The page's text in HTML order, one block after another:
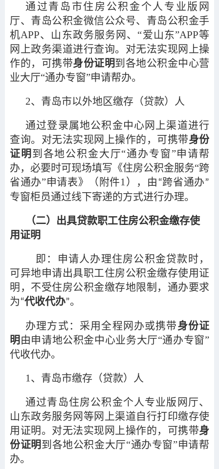
通过青岛市住房公积金个人专业版网
厅、青岛公积金微信公众号、青岛公积金手
机APP、山东政务服务网、“爱山东”APP等
网上政务渠道进行查询。对无法实现网上操
作的，可携带身份证明到各地公积金中心营
业大厅“通办专窗”申请帮办。
2、青岛市以外地区缴存（贷款）人
通过登录属地公积金中心网上渠道进行
查询。对无法实现网上操作的，可携带身份
证明 到各地公积金大厅“通办专窗”申请帮
办，必要时可现场填写《住房公积金服务“跨
省通办”申请表》（附件1），由 “跨省通办”
专窗柜员通过线下寄递的方式进行办理。
（二）出具贷款职工住房公积金缴存使
用证明
即：申请人办理住房公积金贷款时，
可异地申请出具职工住房公积金缴存使用证
明，不受住房公积金缴存地限制，通办要求
为“代收代办”。
办理方式：采用全程网办或携带身份证
明 由申请地公积金中心业务大厅“通办专窗”
代收代办。
1、青岛市缴存（贷款）人
通过青岛住房公积金个人专业版网厅、
山东政务服务网等网上渠道自行打印缴存使
用证明。对无法实现网上操作的，可携带身
份证明 到各地公积金大厅“通办专窗”申请帮
办。